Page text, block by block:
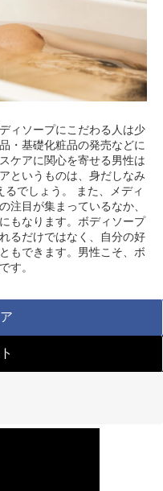
ィソープにこだわる人は少
・基礎化粧品の発売などに
ケアに関心を寄せる男性は
というものは、身だしなみ
でしょう。 また、メディ
注目が集まっているなか、
もなります。ボディソープ
るだけではなく、自分の好
もできます。男性こそ、ボ
す。